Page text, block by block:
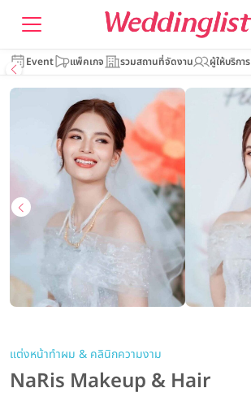
Event แพ็คเกจ รวมสถานที่จัดงาน ผู้ให้บริการ
แต่งหน้าทำผม & คลินิกความงาม
NaRis Makeup & Hair